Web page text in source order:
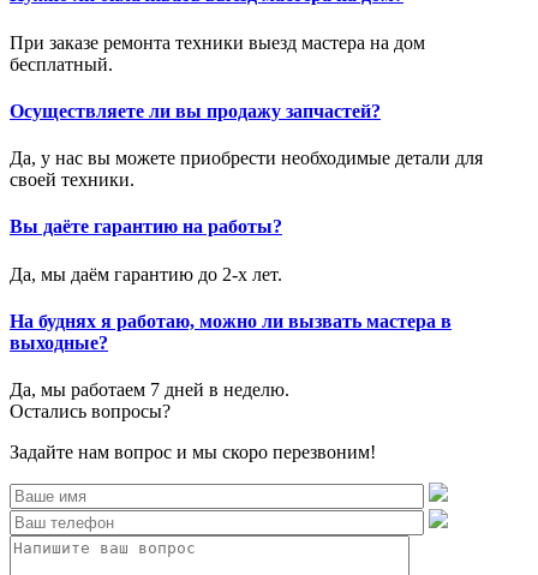
При заказе ремонта техники выезд мастера на дом
бесплатный.
Осуществляете ли вы продажу запчастей?
Да, у нас вы можете приобрести необходимые детали для
своей техники.
Вы даёте гарантию на работы?
Да, мы даём гарантию до 2-х лет.
На буднях я работаю, можно ли вызвать мастера в
выходные?
Да, мы работаем 7 дней в неделю.
Остались вопросы?
Задайте нам вопрос и мы скоро перезвоним!